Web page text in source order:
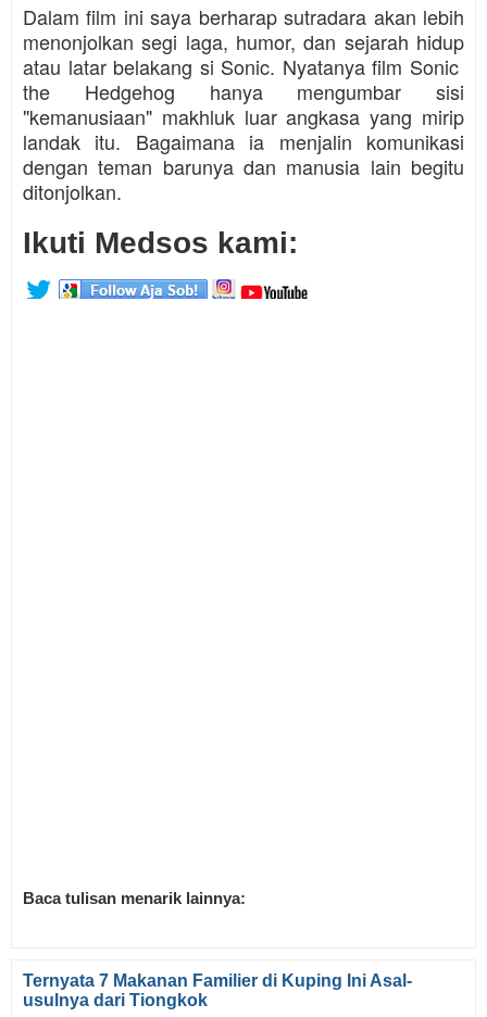
Dalam film ini saya berharap sutradara akan lebih
menonjolkan segi laga, humor, dan sejarah hidup
atau latar belakang si Sonic. Nyatanya film Sonic
the Hedgehog hanya mengumbar sisi
"kemanusiaan" makhluk luar angkasa yang mirip
landak itu. Bagaimana ia menjalin komunikasi
dengan teman barunya dan manusia lain begitu
ditonjolkan.
Ikuti Medsos kami:
Baca tulisan menarik lainnya:
Ternyata 7 Makanan Familier di Kuping Ini Asal-
usulnya dari Tiongkok